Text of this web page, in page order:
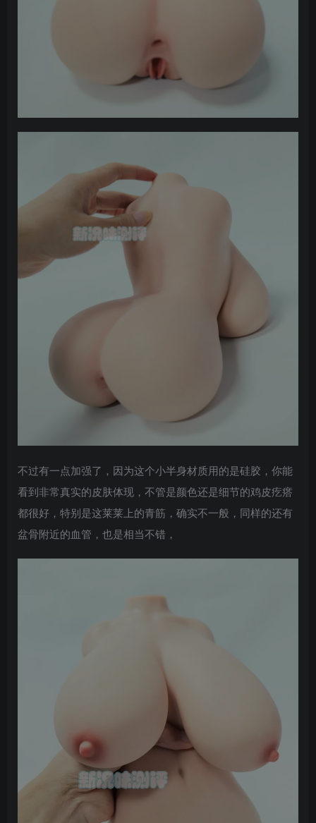
不过有一点加强了，因为这个小半身材质用的是硅胶，你能
看到非常真实的皮肤体现，不管是颜色还是细节的鸡皮疙瘩
都很好，特别是这莱莱上的青筋，确实不一般，同样的还有
盆骨附近的血管，也是相当不错，